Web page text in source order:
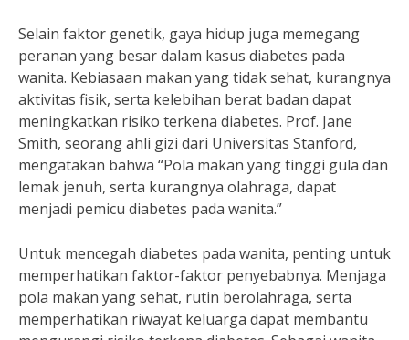
Selain faktor genetik, gaya hidup juga memegang
peranan yang besar dalam kasus diabetes pada
wanita. Kebiasaan makan yang tidak sehat, kurangnya
aktivitas fisik, serta kelebihan berat badan dapat
meningkatkan risiko terkena diabetes. Prof. Jane
Smith, seorang ahli gizi dari Universitas Stanford,
mengatakan bahwa “Pola makan yang tinggi gula dan
lemak jenuh, serta kurangnya olahraga, dapat
menjadi pemicu diabetes pada wanita.”
Untuk mencegah diabetes pada wanita, penting untuk
memperhatikan faktor-faktor penyebabnya. Menjaga
pola makan yang sehat, rutin berolahraga, serta
memperhatikan riwayat keluarga dapat membantu